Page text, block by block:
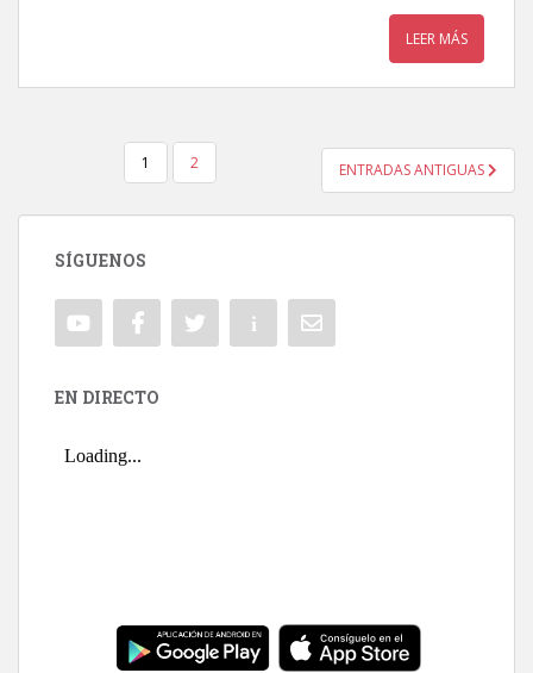
LEER MÁS
NAVEGACIÓN DE ENTRADAS
1 2 ENTRADAS ANTIGUAS
SÍGUENOS
EN DIRECTO